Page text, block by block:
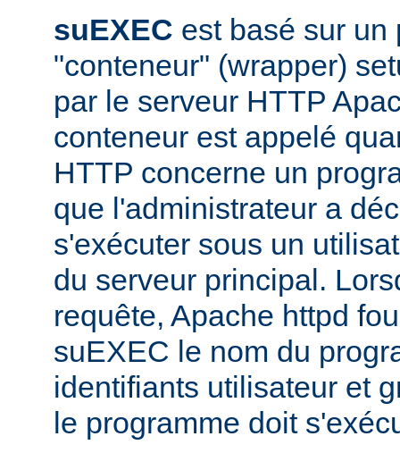
suEXEC est basé sur un
"conteneur" (wrapper)
par le serveur HTTP
conteneur est appelé
HTTP concerne un
que l'administrateur a
s'exécuter sous un
du serveur principal.
requête, Apache httpd
suEXEC le nom du
identifiants utilisateur et
le programme doit